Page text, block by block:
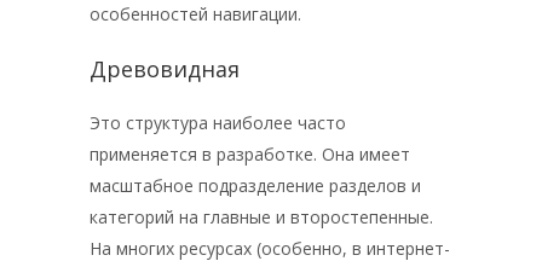
особенностей навигации.
Древовидная
Это структура наиболее часто
применяется в разработке. Она имеет
масштабное подразделение разделов и
категорий на главные и второстепенные.
На многих ресурсах (особенно, в интернет-